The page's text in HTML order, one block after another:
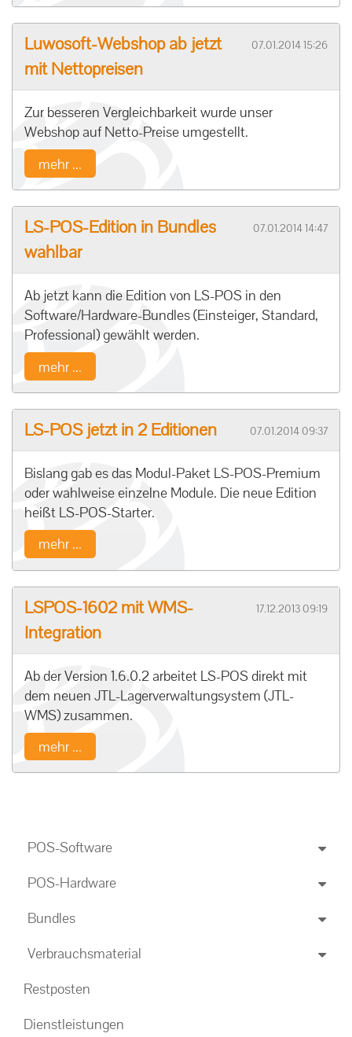
Luwosoft-Webshop ab jetzt
mit Nettopreisen
07.01.2014 15:26
Zur besseren Vergleichbarkeit wurde unser
Webshop auf Netto-Preise umgestellt.
mehr ...
LS-POS-Edition in Bundles
wählbar
07.01.2014 14:47
Ab jetzt kann die Edition von LS-POS in den
Software/Hardware-Bundles (Einsteiger, Standard,
Professional) gewählt werden.
mehr ...
LS-POS jetzt in 2 Editionen 07.01.2014 09:37
Bislang gab es das Modul-Paket LS-POS-Premium
oder wahlweise einzelne Module. Die neue Edition
heißt LS-POS-Starter.
mehr ...
LSPOS-1602 mit WMS-
Integration
17.12.2013 09:19
Ab der Version 1.6.0.2 arbeitet LS-POS direkt mit
dem neuen JTL-Lagerverwaltungsystem (JTL-
WMS) zusammen.
mehr ...
POS-Software
POS-Hardware
Bundles
Verbrauchsmaterial
Restposten
Dienstleistungen